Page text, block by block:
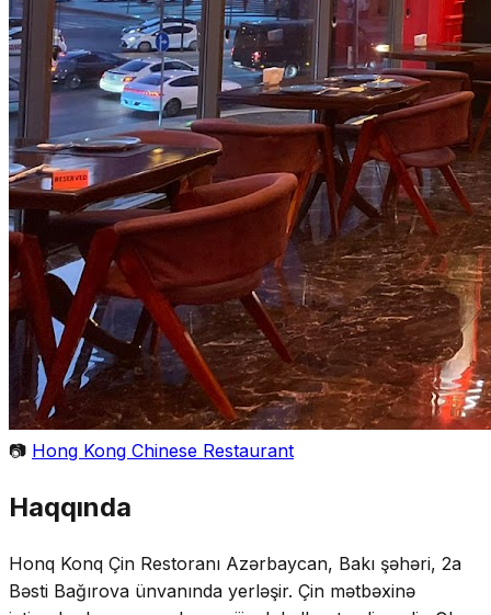
📷 Hong Kong Chinese Restaurant
Haqqında
Honq Konq Çin Restoranı Azərbaycan, Bakı şəhəri, 2a
Bəsti Bağırova ünvanında yerləşir. Çin mətbəxinə